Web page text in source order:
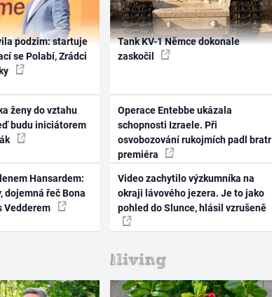
podzim: startuje
se Polabí, Zrádci
ženy do vztahu
budu iniciátorem
Hansardem:
dojemná řeč Bona
Vedderem
Tank KV-1 Němce dokonale
zaskočil
Operace Entebbe ukázala
schopnosti Izraele. Při
osvobozování rukojmích padl bratr
premiéra
Video zachytilo výzkumníka na
okraji lávového jezera. Je to jako
pohled do Slunce, hlásil vzrušeně